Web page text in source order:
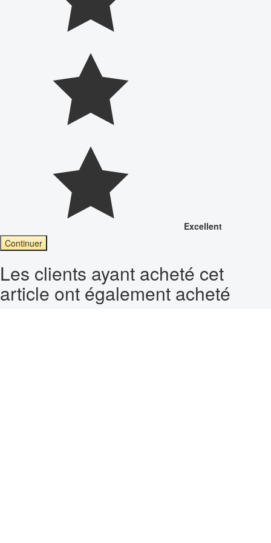
Excellent
Continuer
Les clients ayant acheté cet
article ont également acheté